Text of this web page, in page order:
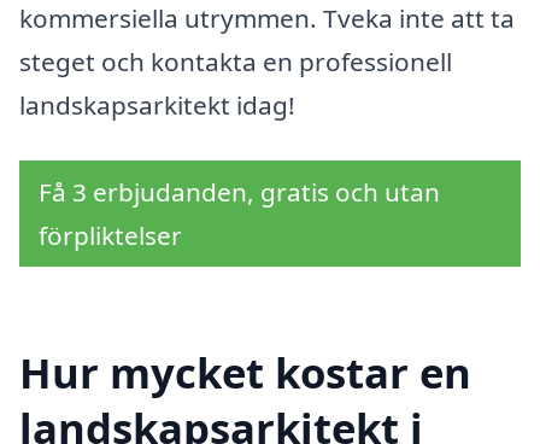
kommersiella utrymmen. Tveka inte att ta
steget och kontakta en professionell
landskapsarkitekt idag!
Få 3 erbjudanden, gratis och utan
förpliktelser
Hur mycket kostar en
landskapsarkitekt i